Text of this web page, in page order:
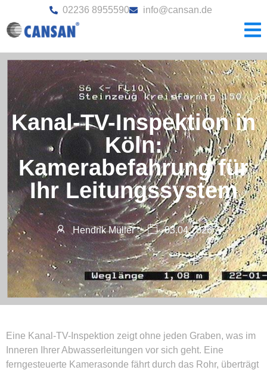
02236 8955590 info@cansan.de
Kanal-TV-Inspektion in
Köln:
Kamerabefahrung für
Ihr Leitungssystem
Hendrik Müller 03.04.2026
Eine Kanal-TV-Inspektion zeigt ohne jeden Graben, was im
Inneren Ihrer Abwasserleitungen vor sich geht. Eine
ferngesteuerte Kamerasonde fährt durch das Rohr, überträgt